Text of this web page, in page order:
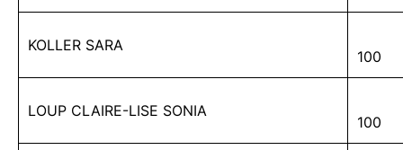
KOLLER SARA
100
LOUP CLAIRE-LISE SONIA
100